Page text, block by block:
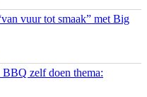
vuur tot smaak” met Big
zelf doen thema: